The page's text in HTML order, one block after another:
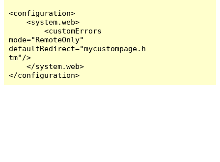
<configuration>
    <system.web>
        <customErrors
mode="RemoteOnly"
defaultRedirect="mycustompage.h
tm"/>
    </system.web>
</configuration>